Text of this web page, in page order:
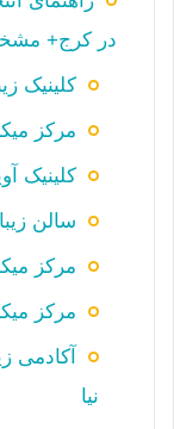
در کرج+
کلینیک
مرکز
کلینیک
سالن
مرکز
مرکز
آکادمی
نیا